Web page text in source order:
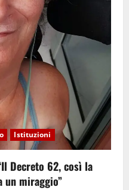
Istituzioni
Decreto 62, così la
un miraggio”